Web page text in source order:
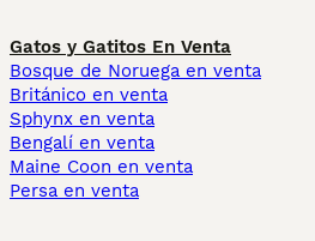
Gatos y Gatitos En Venta
Bosque de Noruega en venta
Británico en venta
Sphynx en venta
Bengalí en venta
Maine Coon en venta
Persa en venta